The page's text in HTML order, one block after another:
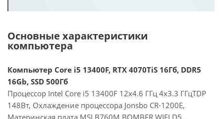
Основные характеристики
компьютера
Компьютер Core i5 13400F, RTX 4070TiS 16Гб, DDR5
16Gb, SSD 500Гб
Процессор Intel Core i5 13400F 12x4.6 ГГц 4x3.3 ГГцTDP
148Вт, Охлаждение процессора Jonsbo CR-1200E,
Материнская плата MSI B760M BOMBER WIFI D5,